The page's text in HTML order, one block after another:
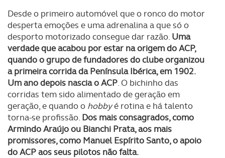
Desde o primeiro automóvel que o ronco do motor
desperta emoções e uma adrenalina a que só o
desporto motorizado consegue dar razão. Uma
verdade que acabou por estar na origem do ACP,
quando o grupo de fundadores do clube organizou
a primeira corrida da Península Ibérica, em 1902.
Um ano depois nascia o ACP. O bichinho das
corridas tem sido alimentado de geração em
geração, e quando o hobbyé rotina e há talento
torna-se profissão. Dos mais consagrados, como
Armindo Araújo ou Bianchi Prata, aos mais
promissores, como Manuel Espírito Santo, o apoio
do ACP aos seus pilotos não falta.